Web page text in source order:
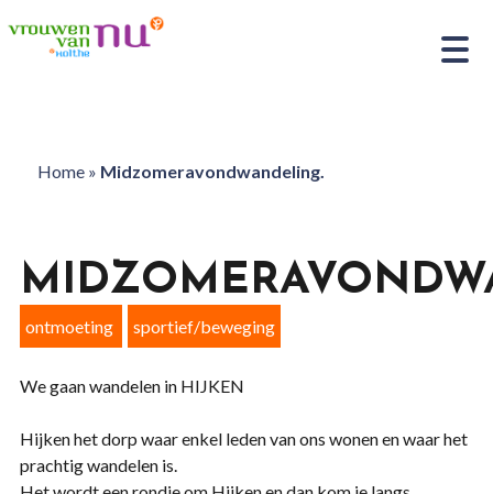
Home» Midzomeravondwandeling.
ontmoeting sportief/beweging
We gaan wandelen in HIJKEN
Hijken het dorp waar enkel leden van ons wonen en waar het
prachtig wandelen is.